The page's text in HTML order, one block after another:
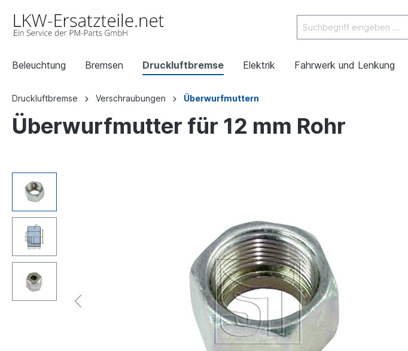
Beleuchtung Bremsen Druckluftbremse Elektrik Fahrwerk und Lenkung
Druckluftbremse Verschraubungen Überwurfmuttern
Überwurfmutter für 12 mm Rohr